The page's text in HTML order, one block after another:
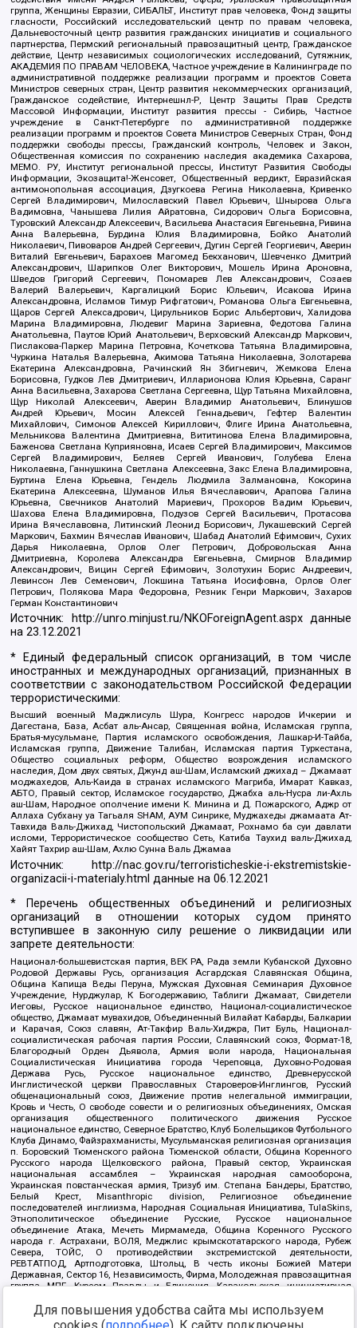
группа, Женщины Евразии, СИБАЛЬТ, Институт прав человека, Фонд защиты
гласности, Российский исследовательский центр по правам человека,
Дальневосточный центр развития гражданских инициатив и социального
партнерства, Пермский региональный правозащитный центр, Гражданское
действие, Центр независимых социологических исследований, Сутяжник,
АКАДЕМИЯ ПО ПРАВАМ ЧЕЛОВЕКА, Частное учреждение в Калининграде по
административной поддержке реализации программ и проектов Совета
Министров северных стран, Центр развития некоммерческих организаций,
Гражданское содействие, Интернешнл-Р, Центр Защиты Прав Средств
Массовой Информации, Институт развития прессы - Сибирь, Частное
учреждение в Санкт-Петербурге по административной поддержке
реализации программ и проектов Совета Министров Северных Стран, Фонд
поддержки свободы прессы, Гражданский контроль, Человек и Закон,
Общественная комиссия по сохранению наследия академика Сахарова,
МЕМО. РУ, Институт региональной прессы, Институт Развития Свободы
Информации, Экозащита!-Женсовет, Общественный вердикт, Евразийская
антимонопольная ассоциация, Дзугкоева Регина Николаевна, Кривенко
Сергей Владимирович, Милославский Павел Юрьевич, Шнырова Ольга
Вадимовна, Чанышева Лилия Айратовна, Сидорович Ольга Борисовна,
Туровский Александр Алексеевич, Васильева Анастасия Евгеньевна, Ривина
Анна Валерьевна, Бурдина Юлия Владимировна, Бойко Анатолий
Николаевич, Пивоваров Андрей Сергеевич, Дугин Сергей Георгиевич, Аверин
Виталий Евгеньевич, Барахоев Магомед Бекханович, Шевченко Дмитрий
Александрович, Шарипков Олег Викторович, Мошель Ирина Ароновна,
Шведов Григорий Сергеевич, Пономарев Лев Александрович, Созаев
Валерий Валерьевич, Каргалицкий Борис Юльевич, Исакова Ирина
Александровна, Исламов Тимур Рифгатович, Романова Ольга Евгеньевна,
Щаров Сергей Алексадрович, Цирульников Борис Альбертович, Халидова
Марина Владимировна, Людевиг Марина Зариевна, Федотова Галина
Анатольевна, Паутов Юрий Анатольевич, Верховский Александр Маркович,
Пислакова-Паркер Марина Петровна, Кочеткова Татьяна Владимировна,
Чуркина Наталья Валерьевна, Акимова Татьяна Николаевна, Золотарева
Екатерина Александровна, Рачинский Ян Збигневич, Жемкова Елена
Борисовна, Гудков Лев Дмитриевич, Илларионова Юлия Юрьевна, Саранг
Анна Васильевна, Захарова Светлана Сергеевна, Щур Татьяна Михайловна,
Щур Николай Алексеевич, Аверин Владимир Анатольевич, Блинушов
Андрей Юрьевич, Мосин Алексей Геннадьевич, Гефтер Валентин
Михайлович, Симонов Алексей Кириллович, Флиге Ирина Анатольевна,
Мельникова Валентина Дмитриевна, Вититинова Елена Владимировна,
Баженова Светлана Куприяновна, Исаев Сергей Владимирович, Максимов
Сергей Владимирович, Беляев Сергей Иванович, Голубева Елена
Николаевна, Ганнушкина Светлана Алексеевна, Закс Елена Владимировна,
Буртина Елена Юрьевна, Гендель Людмила Залмановна, Кокорина
Екатерина Алексеевна, Шуманов Илья Вячеславович, Арапова Галина
Юрьевна, Свечников Анатолий Мариевич, Прохоров Вадим Юрьевич,
Шахова Елена Владимировна, Подузов Сергей Васильевич, Протасова
Ирина Вячеславовна, Литинский Леонид Борисович, Лукашевский Сергей
Маркович, Бахмин Вячеслав Иванович, Шабад Анатолий Ефимович, Сухих
Дарья Николаевна, Орлов Олег Петрович, Добровольская Анна
Дмитриевна, Королева Александра Евгеньевна, Смирнов Владимир
Александрович, Вицин Сергей Ефимович, Золотухин Борис Андреевич,
Левинсон Лев Семенович, Локшина Татьяна Иосифовна, Орлов Олег
Петрович, Полякова Мара Федоровна, Резник Генри Маркович, Захаров
Герман Константинович
Источник: http://unro.minjust.ru/NKOForeignAgent.aspxданные
на23.12.2021
* Единый федеральный список организаций, в том числе
иностранных и международных организаций, признанных в
соответствии с законодательством Российской Федерации
террористическими:
Высший военный Маджлисуль Шура, Конгресс народов Ичкерии и
Дагестана, База, Асбат аль-Ансар, Священная война, Исламская группа,
Братья-мусульмане, Партия исламского освобождения, Лашкар-И-Тайба,
Исламская группа, Движение Талибан, Исламская партия Туркестана,
Общество социальных реформ, Общество возрождения исламского
наследия, Дом двух святых, Джунд аш-Шам, Исламский джихад – Джамаат
моджахедов, Аль-Каида в странах исламского Магриба, Имарат Кавказ,
АБТО, Правый сектор, Исламское государство, Джабха аль-Нусра ли-Ахль
аш-Шам, Народное ополчение имени К. Минина и Д. Пожарского, Аджр от
Аллаха Субхану уа Тагьаля SHAM, АУМ Синрике, Муджахеды джамаата Ат-
Тавхида Валь-Джихад, Чистопольский Джамаат, Рохнамо ба суи давлати
исломи, Террористическое сообщество Сеть, Катиба Таухид валь-Джихад,
Хайят Тахрир аш-Шам, Ахлю Сунна Валь Джамаа
Источник:
http://nac.gov.ru/terroristicheskie-i-ekstremistskie-
organizacii-i-materialy.html данные на06.12.2021
* Перечень общественных объединений и религиозных
организаций в отношении которых судом принято
вступившее в законную силу решение о ликвидации или
запрете деятельности:
Национал-большевистская партия, ВЕК РА, Рада земли Кубанской Духовно
Родовой Державы Русь, организация Асгардская Славянская Община,
Община Капища Веды Перуна, Мужская Духовная Семинария Духовное
Учреждение, Нурджулар, К Богодержавию, Таблиги Джамаат, Свидетели
Иеговы, Русское национальное единство, Национал-социалистическое
общество, Джамаат мувахидов, Объединенный Вилайат Кабарды, Балкарии
и Карачая, Союз славян, Ат-Такфир Валь-Хиджра, Пит Буль, Национал-
социалистическая рабочая партия России, Славянский союз, Формат-18,
Благородный Орден Дьявола, Армия воли народа, Национальная
Социалистическая Инициатива города Череповца, Духовно-Родовая
Держава Русь, Русское национальное единство, Древнерусской
Инглистической церкви Православных Староверов-Инглингов, Русский
общенациональный союз, Движение против нелегальной иммиграции,
Кровь и Честь, О свободе совести и о религиозных объединениях, Омская
организация общественного политического движения Русское
национальное единство, Северное Братство, Клуб Болельщиков Футбольного
Клуба Динамо, Файзрахманисты, Мусульманская религиозная организация
п. Боровский Тюменского района Тюменской области, Община Коренного
Русского народа Щелковского района, Правый сектор, Украинская
национальная ассамблея – Украинская народная самооборона,
Украинская повстанческая армия, Тризуб им. Степана Бандеры, Братство,
Белый Крест, Misanthropic division, Религиозное объединение
последователей инглиизма, Народная Социальная Инициатива, TulaSkins,
Этнополитическое объединение Русские, Русское национальное
объединение Атака, Мечеть Мирмамеда, Община Коренного Русского
народа г. Астрахани, ВОЛЯ, Меджлис крымскотатарского народа, Рубеж
Севера, ТОЙС, О противодействии экстремистской деятельности,
РЕВТАТПОД, Артподготовка, Штольц, В честь иконы Божией Матери
Державная, Сектор 16, Независимость, Фирма, Молодежная правозащитная
группа МПГ, Курсом Правды и Единения, Каракольская инициативная
Благотворительный пансионат Ак Умут, Русская республика Русь,
Арестантское уголовное единство, Башкорт, Нация и свобода, W.H.С., Фалунь
Для повышения удобства сайта мы используем